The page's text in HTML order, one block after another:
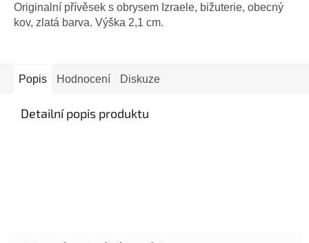
Originalní přívěsek s obrysem Izraele, bižuterie, obecný
kov, zlatá barva. Výška 2,1 cm.
Popis Hodnocení Diskuze
Detailní popis produktu